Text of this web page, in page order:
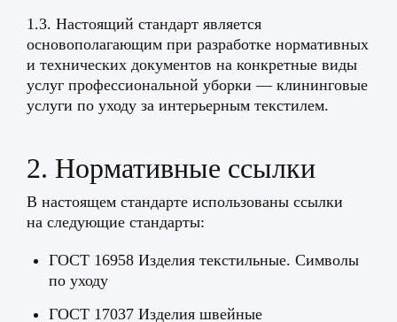
1.3. Настоящий стандарт является
основополагающим при разработке нормативных
и технических документов на конкретные виды
услуг профессиональной уборки — клининговые
услуги по уходу за интерьерным текстилем.
2. Нормативные ссылки
В настоящем стандарте использованы ссылки
на следующие стандарты:
ГОСТ 16958 Изделия текстильные. Символы
по уходу
ГОСТ 17037 Изделия швейные